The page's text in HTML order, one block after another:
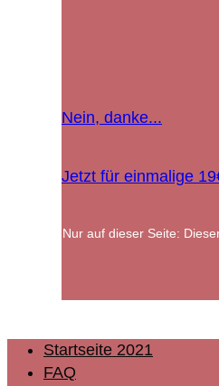
Nein, danke...
Jetzt für einmalige
Nur auf dieser Seite:
Startseite 2021
FAQ